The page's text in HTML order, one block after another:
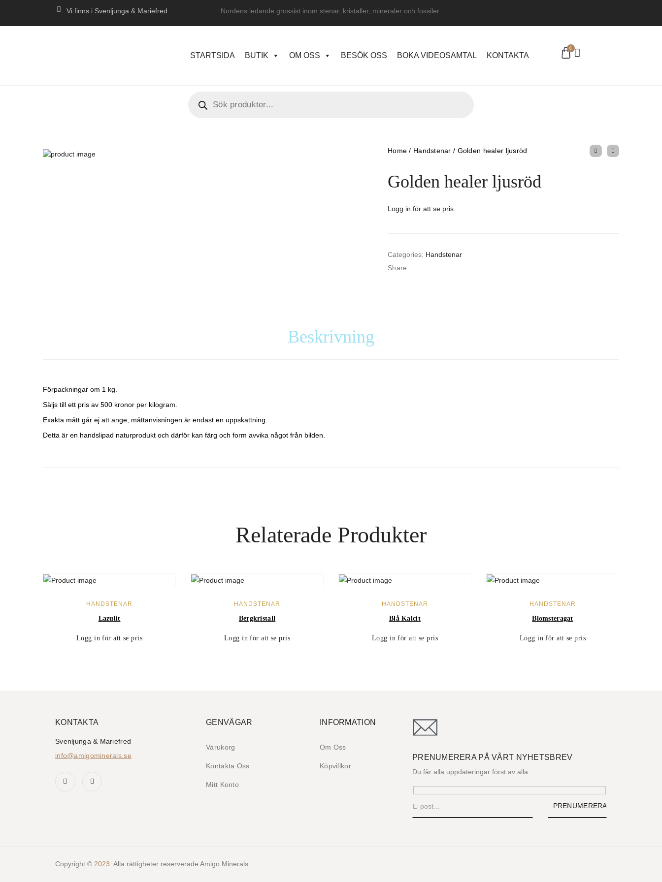
Vi finns i Svenljunga & Mariefred Nordens ledande grossist inom stenar, kristaller, mineraler och fossiler
STARTSIDA BUTIK OM OSS BESÖK OSS BOKA VIDEOSAMTAL KONTAKTA
0
Home / Handstenar / Golden healer ljusröd
Golden healer ljusröd
Logg in för att se pris
Categories: Handstenar
Share:
Beskrivning
Förpackningar om 1 kg.
Säljs till ett pris av 500 kronor per kilogram.
Exakta mått går ej att ange, måttanvisningen är endast en uppskattning.
Detta är en handslipad naturprodukt och därför kan färg och form avvika något från bilden.
Relaterade Produkter
HANDSTENAR
Lazulit
Logg in för att se pris
HANDSTENAR
Bergkristall
Logg in för att se pris
HANDSTENAR
Blå Kalcit
Logg in för att se pris
HANDSTENAR
Blomsteragat
Logg in för att se pris
KONTAKTA
Svenljunga & Mariefred
info@amigominerals.se
GENVÄGAR
Varukorg
Kontakta Oss
Mitt Konto
INFORMATION
Om Oss
Köpvillkor
PRENUMERERA PÅ VÅRT NYHETSBREV
Du får alla uppdateringar först av alla
Copyright © 2023 . Alla rättigheter reserverade Amigo Minerals